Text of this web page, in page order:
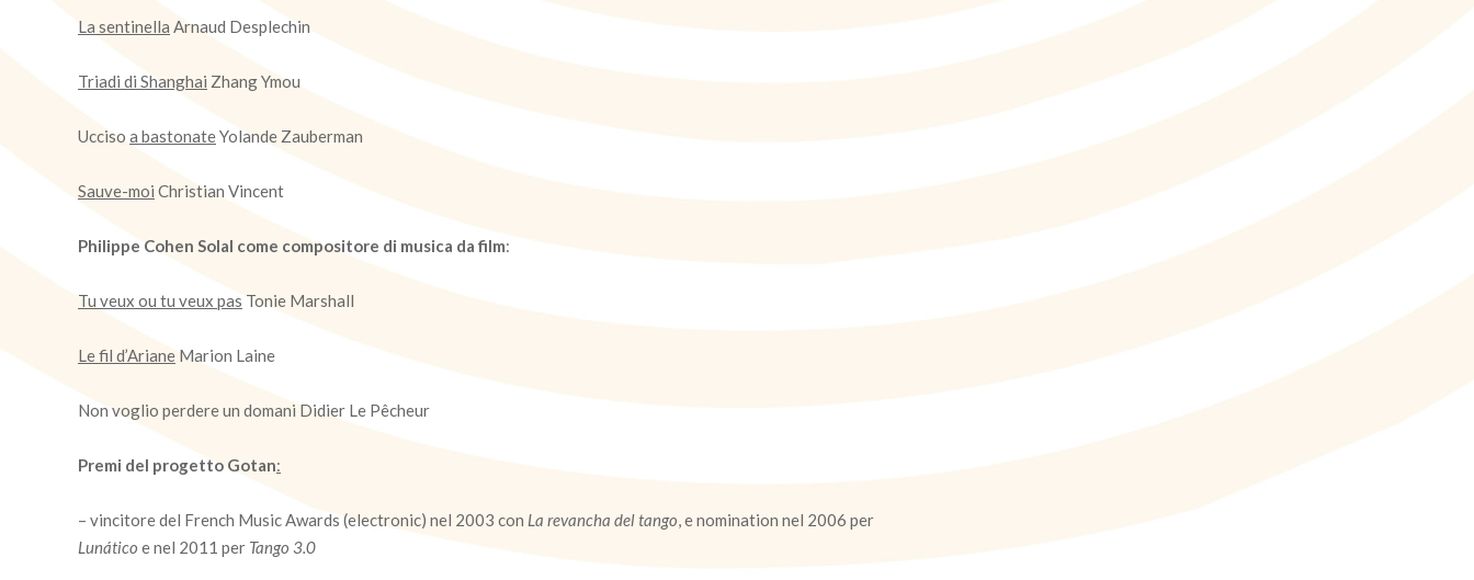
La sentinella Arnaud Desplechin
Triadi di Shanghai Zhang Ymou
Ucciso a bastonateYolande Zauberman
Sauve-moi Christian Vincent
Philippe Cohen Solal come compositore di musica da film:
Tu veux ou tu veux pas Tonie Marshall
Le fil d’Ariane Marion Laine
Non voglio perdere un domani Didier Le Pêcheur
Premi del progetto Gotan:
– vincitore del French Music Awards (electronic) nel 2003 con La revancha del tango, e nomination nel 2006 per
Lunático e nel 2011 per Tango 3.0